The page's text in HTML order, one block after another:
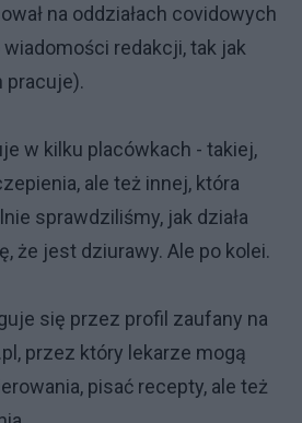
na oddziałach covidowych
redakcji, tak jak
pracuje).
w kilku placówkach - takiej,
ale też innej, która
sprawdziliśmy, jak działa
że jest dziurawy. Ale po kolei.
się przez profil zaufany na
przez który lekarze mogą
pisać recepty, ale też